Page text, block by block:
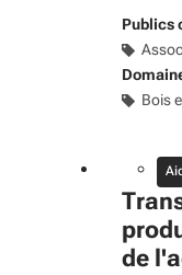
Publics
Bois
de